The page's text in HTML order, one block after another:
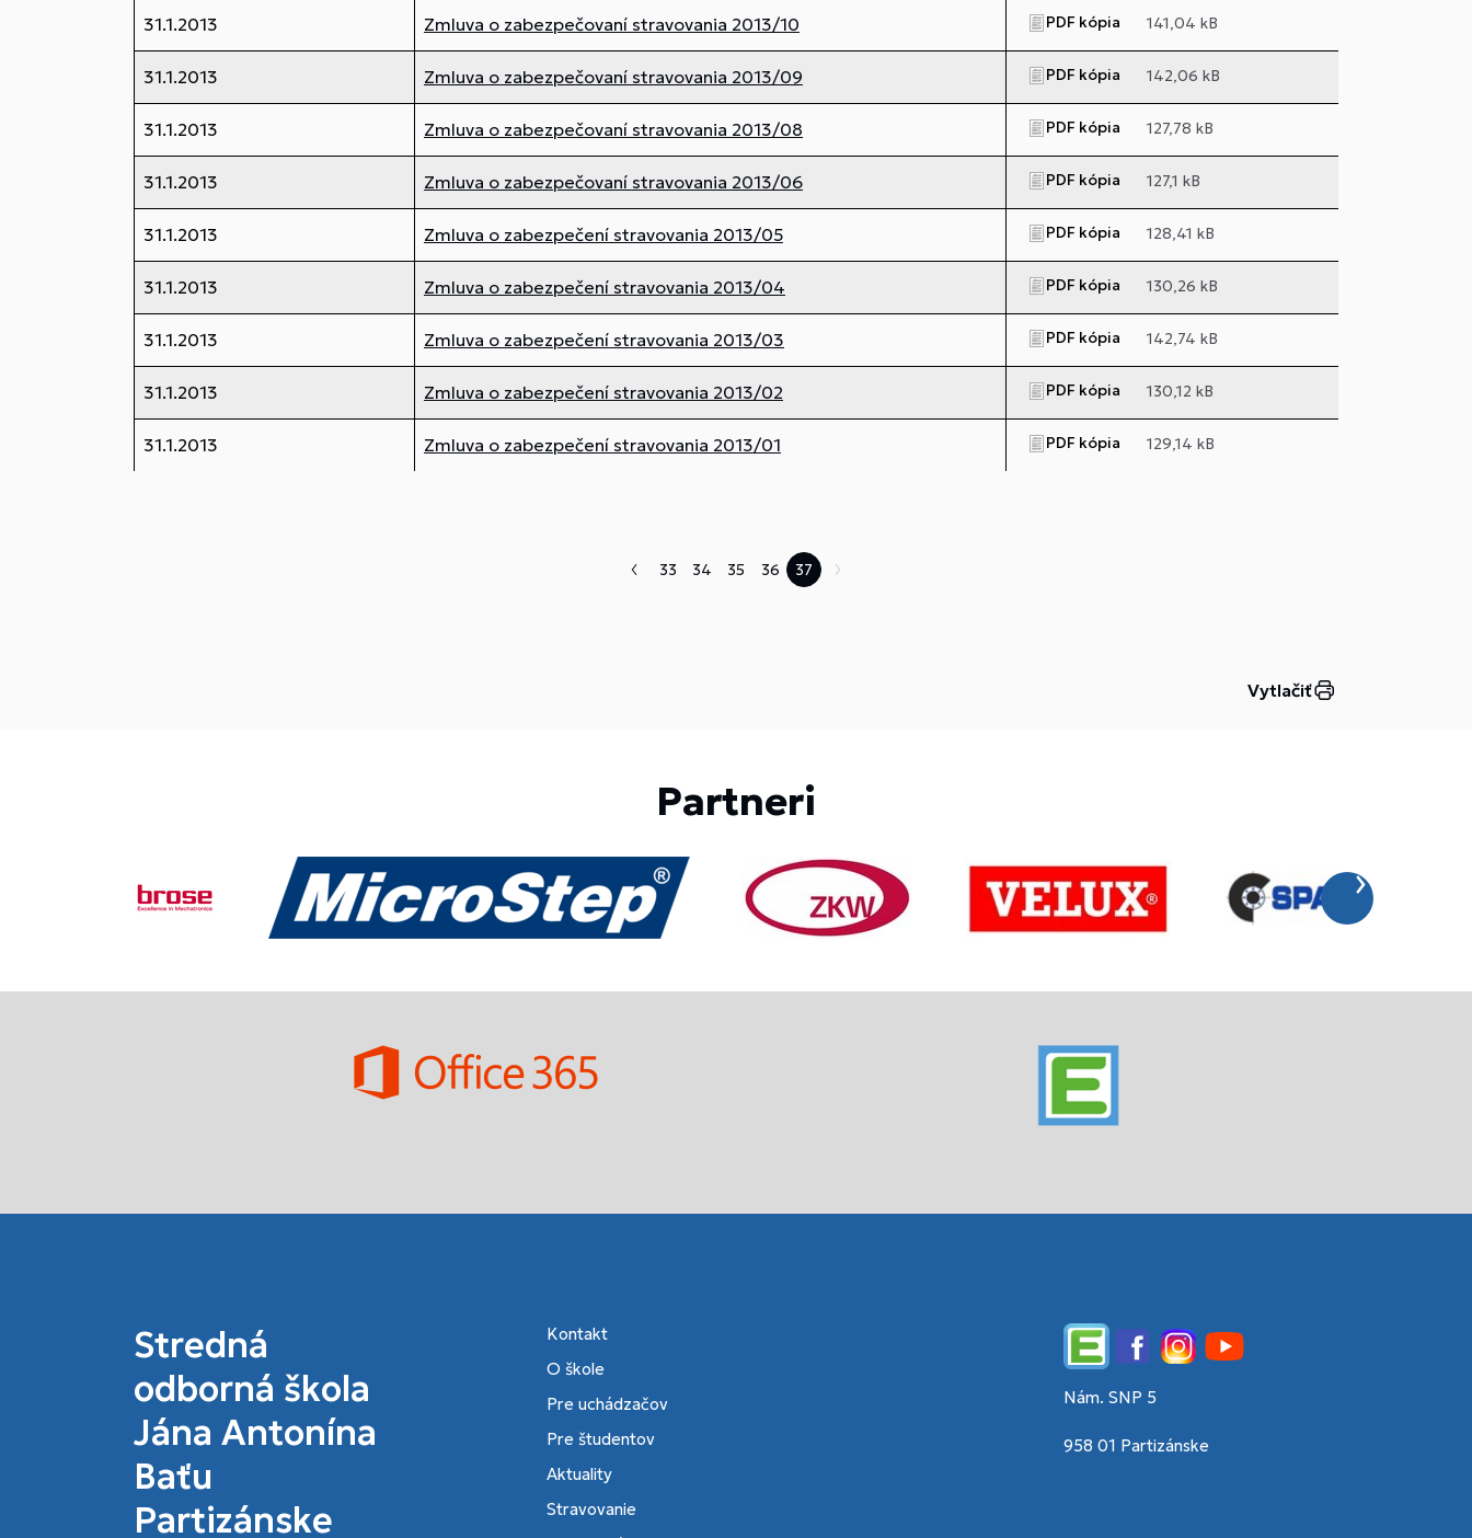
31.1.2013 Zmluva o zabezpečovaní stravovania 2013/10 PDF kópia 141,04 kB
31.1.2013 Zmluva o zabezpečovaní stravovania 2013/09 PDF kópia 142,06 kB
31.1.2013 Zmluva o zabezpečovaní stravovania 2013/08 PDF kópia 127,78 kB
31.1.2013 Zmluva o zabezpečovaní stravovania 2013/06 PDF kópia 127,1 kB
31.1.2013 Zmluva o zabezpečení stravovania 2013/05 PDF kópia 128,41 kB
31.1.2013 Zmluva o zabezpečení stravovania 2013/04 PDF kópia 130,26 kB
31.1.2013 Zmluva o zabezpečení stravovania 2013/03 PDF kópia 142,74 kB
31.1.2013 Zmluva o zabezpečení stravovania 2013/02 PDF kópia 130,12 kB
31.1.2013 Zmluva o zabezpečení stravovania 2013/01 PDF kópia 129,14 kB
33 34 35 36 37
Vytlačiť
Partneri
Stredná
odborná škola
Jána Antonína
Baťu
Partizánske
Kontakt
O škole
Pre uchádzačov
Pre študentov
Aktuality
Stravovanie
EdupageFacebookInstagramYouTube
Nám. SNP 5
958 01 Partizánske